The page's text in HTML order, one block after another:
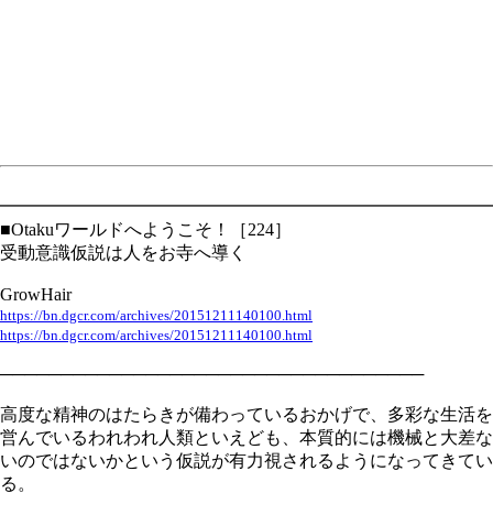
■Otakuワールドへようこそ！［224］
受動意識仮説は人をお寺へ導く
GrowHair
https://bn.dgcr.com/archives/20151211140100.html
https://bn.dgcr.com/archives/20151211140100.html
───────────────────────────────────
高度な精神のはたらきが備わっているおかげで、多彩な生活を
営んでいるわれわれ人類といえども、本質的には機械と大差な
いのではないかという仮説が有力視されるようになってきてい
る。